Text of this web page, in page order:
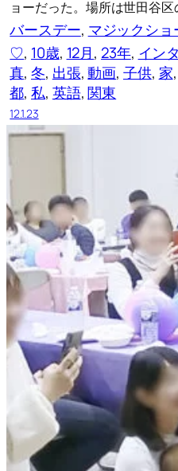
ョーだった。場所は世田谷
バースデー, マジックショ
♡, 10歳, 12月, 23年, イン
真, 冬, 出張, 動画, 子供, 家,
都, 私, 英語, 関東
12.1.23